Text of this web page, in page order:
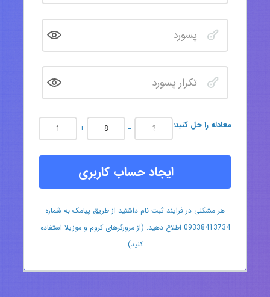
:معادله را حل کنید + =
ایجاد حساب کاربری
هر مشکلی در فرایند ثبت نام داشتید از طریق پیامک به شماره
09338413734 اطلاع دهید. (از مرورگرهای کروم و موزیلا استفاده
کنید)